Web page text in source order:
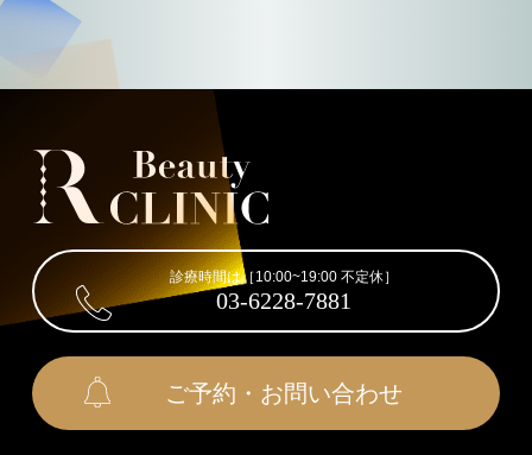
診療時間は［10:00~19:00 不定休］
03-6228-7881
ご予約・お問い合わせ